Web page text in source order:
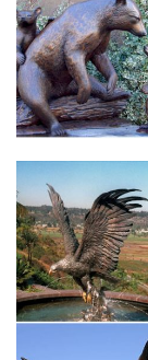
Статуэтка собаки
статуэтка
авторская
подставки:
Французский
Французский
интернет-
Французский
– подарок с
DG-HOME
Купить
дизайнерской